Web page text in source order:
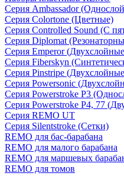
Серия Ambassador
Серия Colortone (Цветные)
Серия Controlled Sound (С
Серия Diplomat
Серия Emperor
Серия Fiberskyn
Серия Pinstripe
Серия Powersonic
Серия Powerstroke P3
Серия Powerstroke P4, 77
Серия REMO UT
Серия Silentstroke (Сетки)
REMO для бас-барабана
REMO для малого барабана
REMO для маршевых
REMO для томов